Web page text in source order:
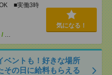
■実働3時
/ …
気になる！
ベントも！好きな場所
の日に給料もらえる